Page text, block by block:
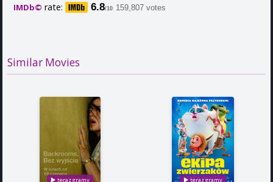
IMDb© rate: 6.8/10 159,807 votes
Similar Movies